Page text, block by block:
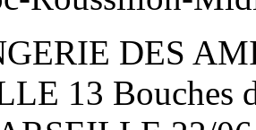
DES
13 Bouches